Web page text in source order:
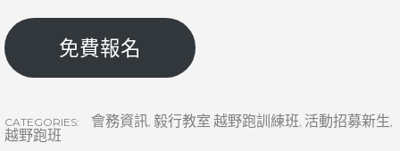
免費報名
CATEGORIES: 會務資訊, 毅行教室 越野跑訓練班, 活動招募新生,
越野跑班